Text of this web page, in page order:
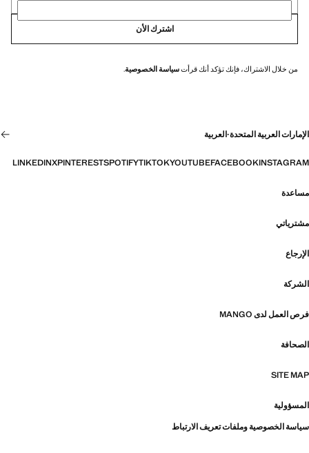
اشترك الأن
من خلال الاشتراك، فإنك تؤكد أنك قرأتسياسة الخصوصية.
الإمارات العربية المتحدة·العربية
INSTAGRAM
FACEBOOK
YOUTUBE
TIKTOK
SPOTIFY
PINTEREST
X
LINKEDIN
مساعدة
مشترياتي
الإرجاع
الشركة
فرص العمل لدى MANGO
الصحافة
SITE MAP
المسؤولية
سياسة الخصوصية وملفات تعريف الارتباط